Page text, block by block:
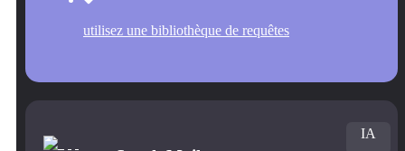
utilisez une bibliothèque de requêtes
IA